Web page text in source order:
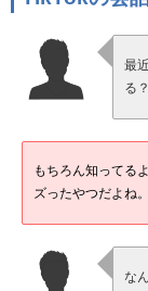
最
る？
もちろん知ってる
ズったやつだよね。
な